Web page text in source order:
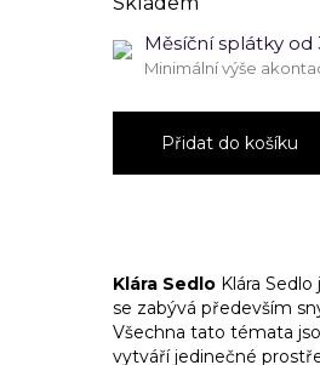
Měsíční splátky od
Minimální výše
rostlinaPřidat do košíku
Klára Sedlo Klára
se zabývá především
Všechna tato témata
vytváří jedinečné